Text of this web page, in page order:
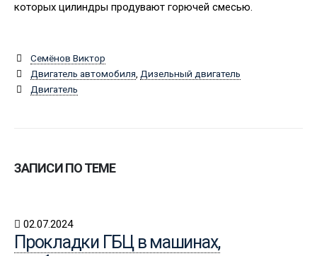
которых цилиндры продувают горючей смесью.
Семёнов Виктор
Двигатель автомобиля Дизельный двигатель
Двигатель
ЗАПИСИ ПО ТЕМЕ
02.07.2024
Прокладки ГБЦ в машинах,